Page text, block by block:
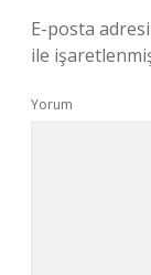
E-posta
ile
Yorum